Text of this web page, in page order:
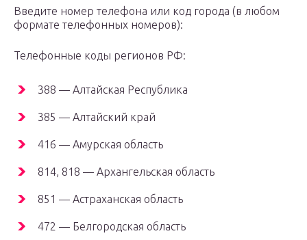
Введите номер телефона или код города (в любом
формате телефонных номеров):
Телефонные коды регионов РФ:
388 — Алтайская Республика
385 — Алтайский край
416 — Амурская область
814, 818 — Архангельская область
851 — Астраханская область
472 — Белгородская область